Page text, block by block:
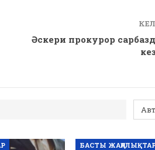
Әскери прокурор
БАСТЫ